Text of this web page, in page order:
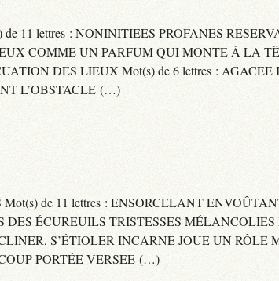
11 lettres : NONINITIEES PROFANES
COMME UN PARFUM QUI MONTE À LA
DES LIEUX Mot(s) de 6 lettres :
L’OBSTACLE (…)
de 11 lettres : ENSORCELANT
ÉCUREUILS TRISTESSES MÉLANCOLIES
S’ÉTIOLER INCARNE JOUE UN RÔLE
PORTÉE VERSEE (…)